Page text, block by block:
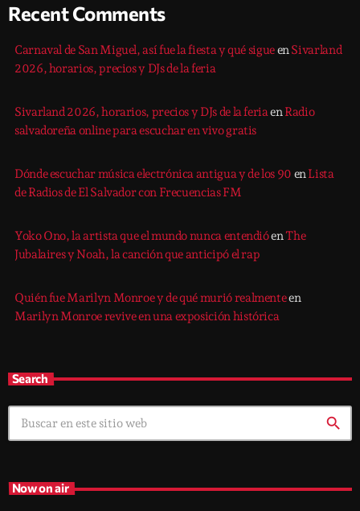
Recent Comments
Carnaval de San Miguel, así fue la fiesta y qué sigueen Sivarland
2026, horarios, precios y DJs de la feria
Sivarland 2026, horarios, precios y DJs de la feriaen Radio
salvadoreña online para escuchar en vivo gratis
Dónde escuchar música electrónica antigua y de los 90 en Lista
de Radios de El Salvador con Frecuencias FM
Yoko Ono, la artista que el mundo nunca entendióenThe
Jubalaires y Noah, la canción que anticipó el rap
Quién fue Marilyn Monroe y de qué murió realmenteen
Marilyn Monroe revive en una exposición histórica
Search
search
Now on air